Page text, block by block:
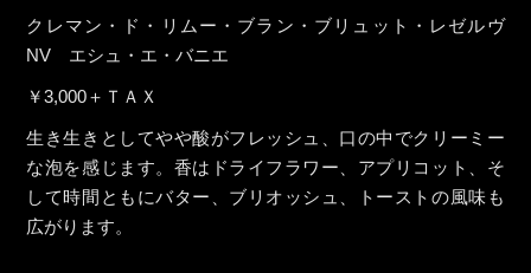
クレマン・ド・リムー・ブラン・ブリュット・レゼルヴ
NV エシュ・エ・バニエ
￥3,000＋ＴＡＸ
生き生きとしてやや酸がフレッシュ、口の中でクリーミー
な泡を感じます。香はドライフラワー、アプリコット、そ
して時間ともにバター、ブリオッシュ、トーストの風味も
広がります。